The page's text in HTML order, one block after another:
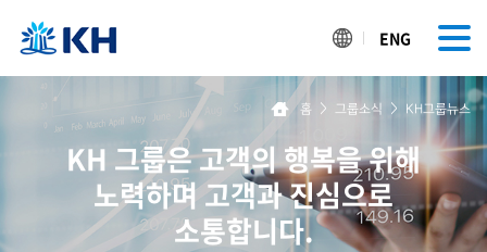
ENG
KH 그룹은 고객의 행복을 위해
노력하며 고객과 진심으로
소통합니다.
홈 > 그룹소식 > KH그룹뉴스